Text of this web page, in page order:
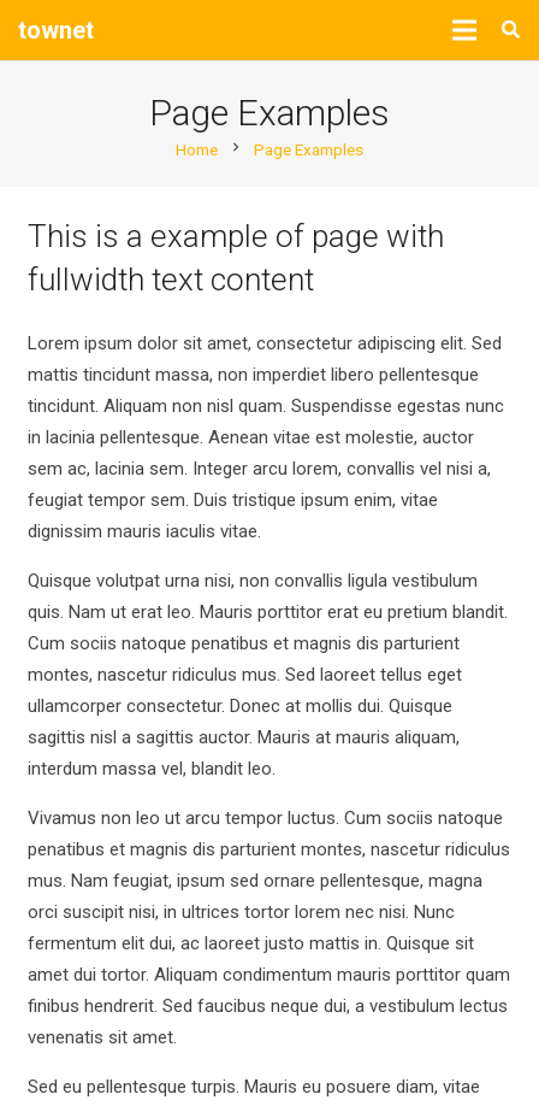
townet
Page Examples
Home chevron_right Page Examples
This is a example of page with
fullwidth text content
Lorem ipsum dolor sit amet, consectetur adipiscing elit. Sed
mattis tincidunt massa, non imperdiet libero pellentesque
tincidunt. Aliquam non nisl quam. Suspendisse egestas nunc
in lacinia pellentesque. Aenean vitae est molestie, auctor
sem ac, lacinia sem. Integer arcu lorem, convallis vel nisi a,
feugiat tempor sem. Duis tristique ipsum enim, vitae
dignissim mauris iaculis vitae.
Quisque volutpat urna nisi, non convallis ligula vestibulum
quis. Nam ut erat leo. Mauris porttitor erat eu pretium blandit.
Cum sociis natoque penatibus et magnis dis parturient
montes, nascetur ridiculus mus. Sed laoreet tellus eget
ullamcorper consectetur. Donec at mollis dui. Quisque
sagittis nisl a sagittis auctor. Mauris at mauris aliquam,
interdum massa vel, blandit leo.
Vivamus non leo ut arcu tempor luctus. Cum sociis natoque
penatibus et magnis dis parturient montes, nascetur ridiculus
mus. Nam feugiat, ipsum sed ornare pellentesque, magna
orci suscipit nisi, in ultrices tortor lorem nec nisi. Nunc
fermentum elit dui, ac laoreet justo mattis in. Quisque sit
amet dui tortor. Aliquam condimentum mauris porttitor quam
finibus hendrerit. Sed faucibus neque dui, a vestibulum lectus
venenatis sit amet.
Sed eu pellentesque turpis. Mauris eu posuere diam, vitae